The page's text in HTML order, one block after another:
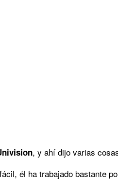
, y ahí dijo varias
él ha trabajado bastante